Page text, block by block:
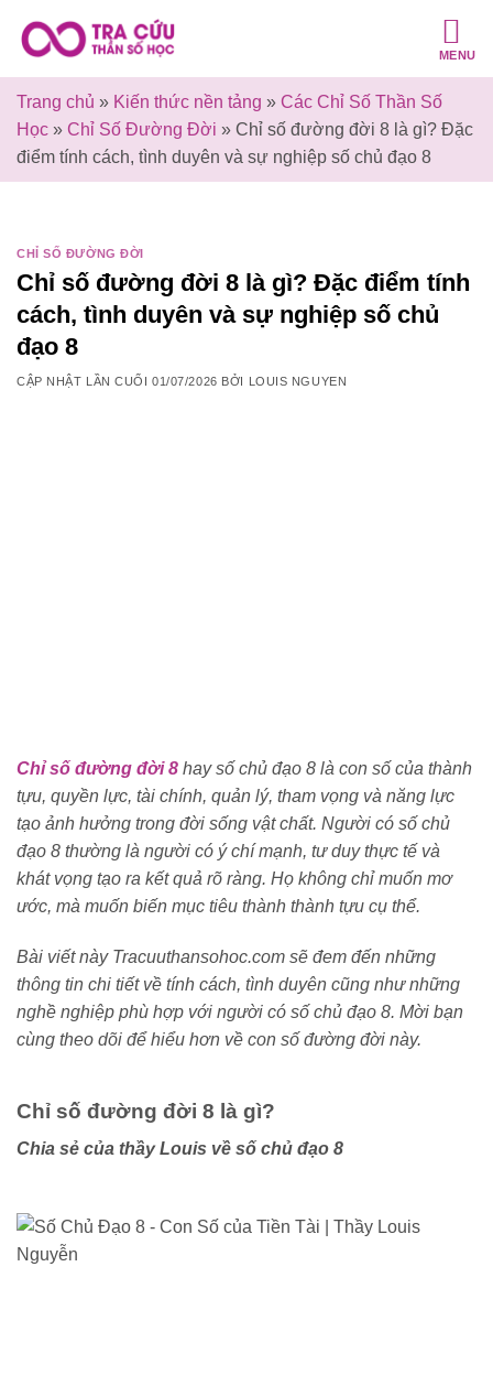
qua
dung
MENU
Trang chủ » Kiến thức nền tảng » Các Chỉ Số Thần Số
Học » Chỉ Số Đường Đời » Chỉ số đường đời 8 là gì? Đặc
điểm tính cách, tình duyên và sự nghiệp số chủ đạo 8
CHỈ SỐ ĐƯỜNG ĐỜI
Chỉ số đường đời 8 là gì? Đặc điểm tính
cách, tình duyên và sự nghiệp số chủ
đạo 8
CẬP NHẬT LẦN CUỐI01/07/2026 BỞI LOUIS NGUYEN
Chỉ số đường đời 8 hay số chủ đạo 8 là con số của thành
tựu, quyền lực, tài chính, quản lý, tham vọng và năng lực
tạo ảnh hưởng trong đời sống vật chất. Người có số chủ
đạo 8 thường là người có ý chí mạnh, tư duy thực tế và
khát vọng tạo ra kết quả rõ ràng. Họ không chỉ muốn mơ
ước, mà muốn biến mục tiêu thành thành tựu cụ thể.
Bài viết này Tracuuthansohoc.com sẽ đem đến những
thông tin chi tiết về tính cách, tình duyên cũng như những
nghề nghiệp phù hợp với người có số chủ đạo 8. Mời bạn
cùng theo dõi để hiểu hơn về con số đường đời này.
Chỉ số đường đời 8 là gì?
Chia sẻ của thầy Louis về số chủ đạo 8